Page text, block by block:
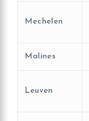
Mechelen
Malines
Leuven